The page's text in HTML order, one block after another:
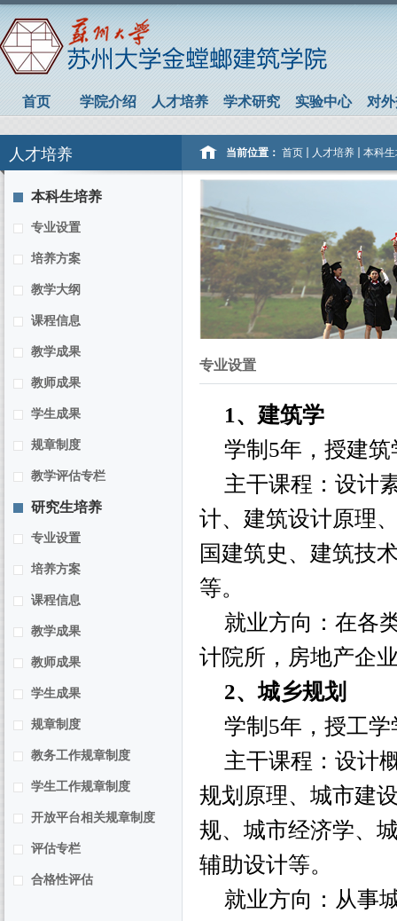
首页 学院介绍 人才培养 学术研究 实验中心 对
人才培养
本科生培养
专业设置
培养方案
教学大纲
课程信息
教学成果
教师成果
学生成果
规章制度
教学评估专栏
研究生培养
专业设置
培养方案
课程信息
教学成果
教师成果
学生成果
规章制度
教务工作规章制度
学生工作规章制度
开放平台相关规章制度
评估专栏
合格性评估
当前位置： 首页 人才培养 本科
专业设置
1、建筑学
学制 5年，授建
主干课程：设计
计、建筑设计原理
国建筑史、建筑技
等。
就业方向：在各
计院所，房地产企
2、城乡规划
学制 5年，授工学
主干课程：设计
规划原理、城市建
规、城市经济学、
辅助设计等。
就业方向：从事